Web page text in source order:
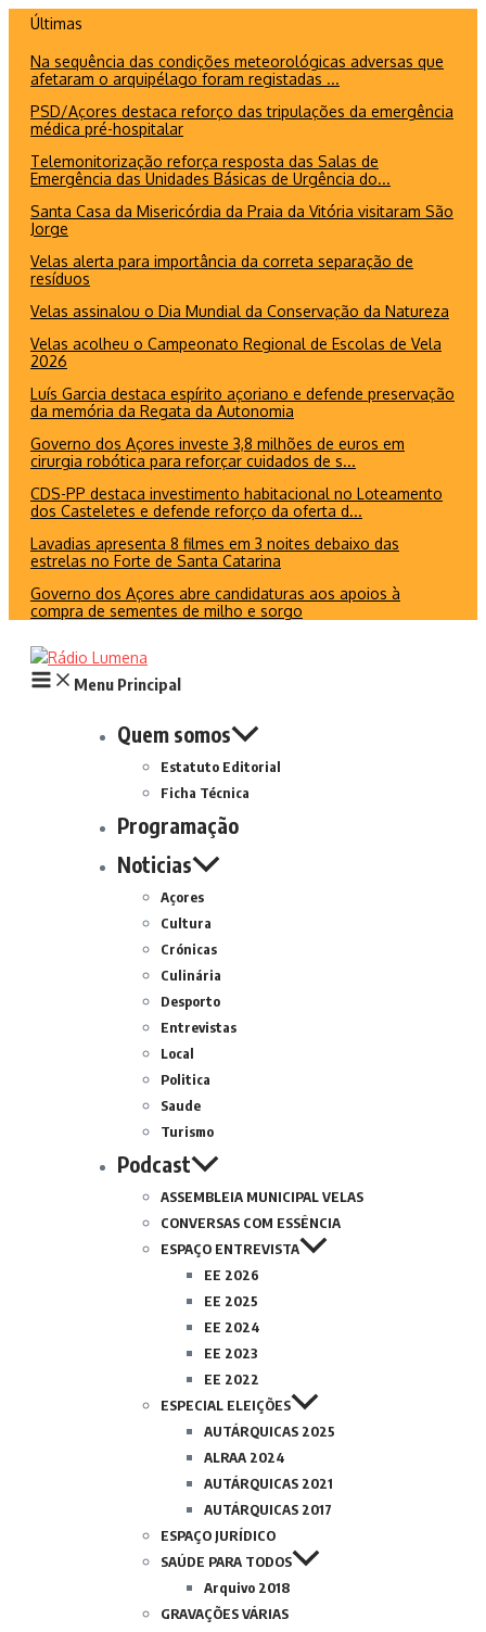
conteúdo
Últimas
Na sequência das condições meteorológicas adversas que
afetaram o arquipélago foram registadas ...
PSD/Açores destaca reforço das tripulações da emergência
médica pré-hospitalar
Telemonitorização reforça resposta das Salas de
Emergência das Unidades Básicas de Urgência do...
Santa Casa da Misericórdia da Praia da Vitória visitaram São
Jorge
Velas alerta para importância da correta separação de
resíduos
Velas assinalou o Dia Mundial da Conservação da Natureza
Velas acolheu o Campeonato Regional de Escolas de Vela
2026
Luís Garcia destaca espírito açoriano e defende preservação
da memória da Regata da Autonomia
Governo dos Açores investe 3,8 milhões de euros em
cirurgia robótica para reforçar cuidados de s...
CDS-PP destaca investimento habitacional no Loteamento
dos Casteletes e defende reforço da oferta d...
Lavadias apresenta 8 filmes em 3 noites debaixo das
estrelas no Forte de Santa Catarina
Governo dos Açores abre candidaturas aos apoios à
compra de sementes de milho e sorgo
Menu Principal
Quem somos
Estatuto Editorial
Ficha Técnica
Programação
Noticias
Açores
Cultura
Crónicas
Culinária
Desporto
Entrevistas
Local
Politica
Saude
Turismo
Podcast
ASSEMBLEIA MUNICIPAL VELAS
CONVERSAS COM ESSÊNCIA
ESPAÇO ENTREVISTA
EE 2026
EE 2025
EE 2024
EE 2023
EE 2022
ESPECIAL ELEIÇÕES
AUTÁRQUICAS 2025
ALRAA 2024
AUTÁRQUICAS 2021
AUTÁRQUICAS 2017
ESPAÇO JURÍDICO
SAÚDE PARA TODOS
Arquivo 2018
GRAVAÇÕES VÁRIAS